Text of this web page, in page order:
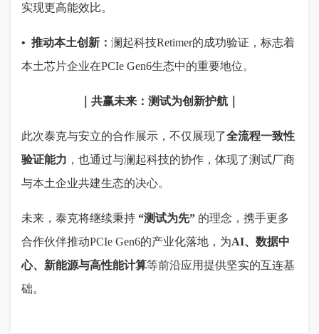
实现更高能效比。
• 推动本土创新： 澜起科技Retimer的成功验证，标志着
本土芯片企业在PCIe Gen6生态中的重要地位。
｜共赢未来：测试为创新护航｜
此次泰克与安立的合作展示，不仅展现了全流程一致性
验证能力 ，也通过与澜起科技的协作，体现了测试厂商
与本土企业共建生态的决心。
未来，泰克将继续秉持 “测试为先” 的理念，携手更多
合作伙伴推动PCIe Gen6的产业化落地，为AI、数据中
心、新能源与高性能计算等前沿应用提供坚实的互连基
础。